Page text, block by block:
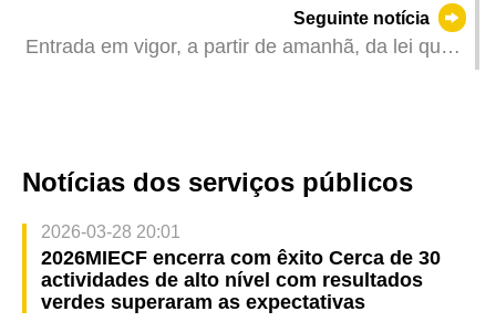
Seguinte notícia
Entrada em vigor, a partir de amanhã, da lei que
Notícias dos serviços públicos
2026-03-28 20:01
2026MIECF encerra com êxito Cerca de 30
actividades de alto nível com resultados
verdes superaram as expectativas